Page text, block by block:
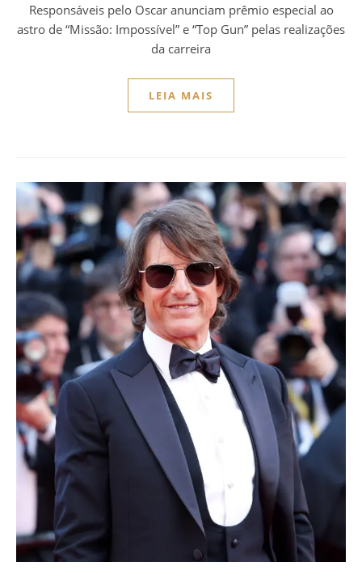
Responsáveis pelo Oscar anunciam prêmio especial ao
astro de “Missão: Impossível” e “Top Gun” pelas realizações
da carreira
LEIA MAIS